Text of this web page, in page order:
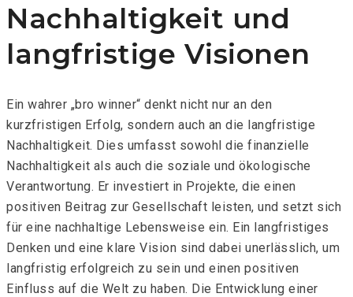
Nachhaltigkeit und
langfristige Visionen
Ein wahrer „bro winner“ denkt nicht nur an den
kurzfristigen Erfolg, sondern auch an die langfristige
Nachhaltigkeit. Dies umfasst sowohl die finanzielle
Nachhaltigkeit als auch die soziale und ökologische
Verantwortung. Er investiert in Projekte, die einen
positiven Beitrag zur Gesellschaft leisten, und setzt sich
für eine nachhaltige Lebensweise ein. Ein langfristiges
Denken und eine klare Vision sind dabei unerlässlich, um
langfristig erfolgreich zu sein und einen positiven
Einfluss auf die Welt zu haben. Die Entwicklung einer